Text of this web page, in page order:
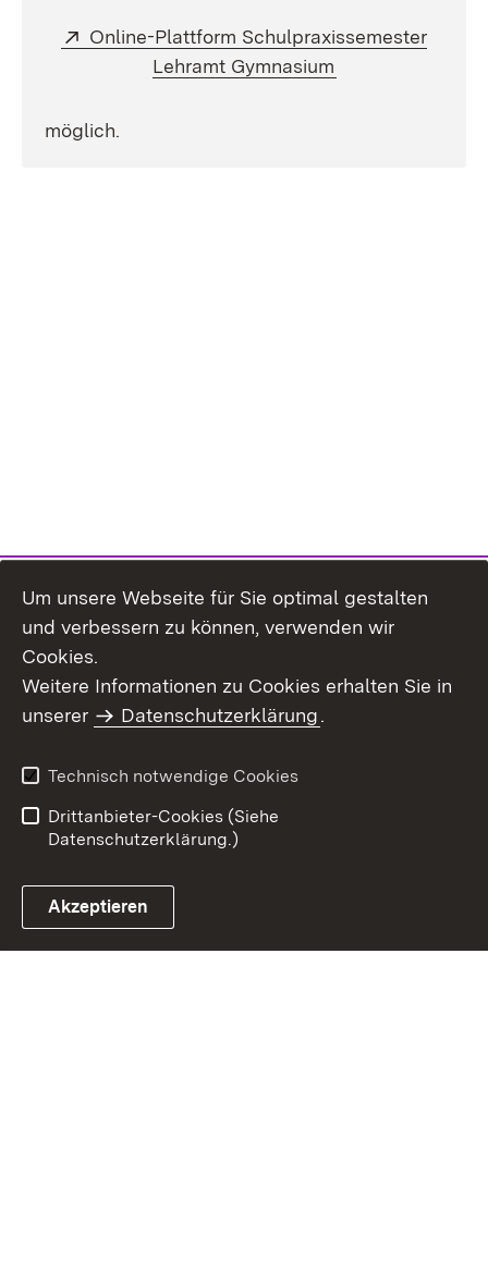
Extern:
Online-Plattform Schulpraxissemester
Lehramt Gymnasium
möglich.
Benutzungshinweise
Erklärung zur
Um unsere Webseite für Sie optimal gestalten
und verbessern zu können, verwenden wir
Cookies.
Weitere Informationen zu Cookies erhalten Sie in
unserer
Datenschutzerklärung.
Technisch notwendige Cookies
Drittanbieter-Cookies (Siehe
Datenschutzerklärung.)
Akzeptieren